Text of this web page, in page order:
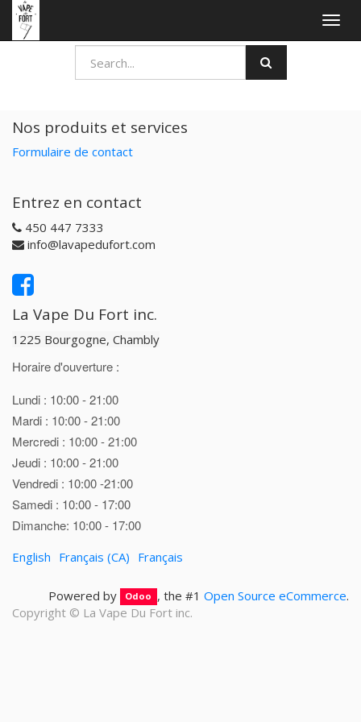
Nos produits et services
Formulaire de contact
Entrez en contact
450 447 7333
info@lavapedufort.com
La Vape Du Fort inc.
1225 Bourgogne, Chambly
Horaire d'ouverture :
Lundi : 10:00 - 21:00
Mardi : 10:00 - 21:00
Mercredi : 10:00 - 21:00
Jeudi : 10:00 - 21:00
Vendredi : 10:00 -21:00
Samedi : 10:00 - 17:00
Dimanche: 10:00 - 17:00
English Français (CA) Français
Powered by Odoo , the #1 Open Source eCommerce.
Copyright © La Vape Du Fort inc.